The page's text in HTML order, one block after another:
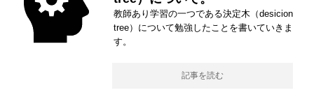
教師あり学習の一つである決定木（desicion
tree）について勉強したことを書いていきま
す。
記事を読む